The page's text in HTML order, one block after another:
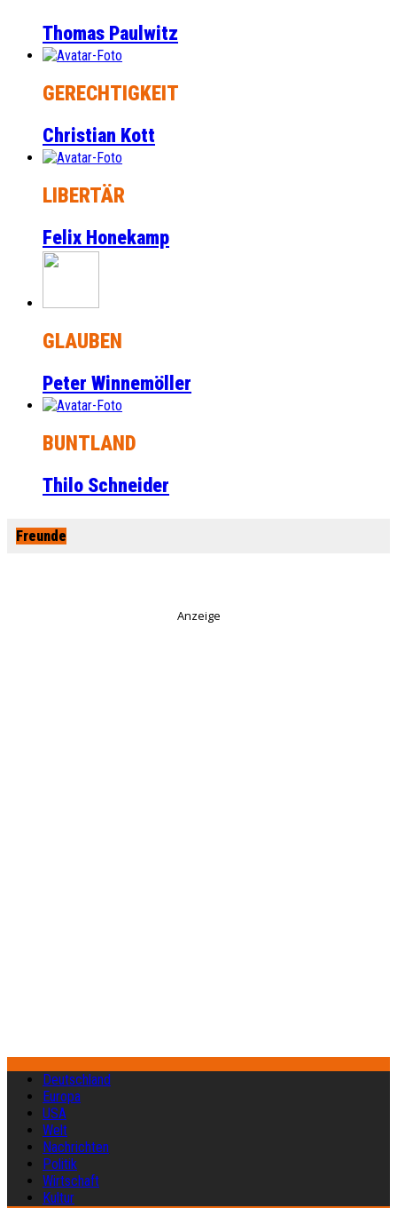
Thomas Paulwitz
GERECHTIGKEIT
Christian Kott
LIBERTÄR
Felix Honekamp
GLAUBEN
Peter Winnemöller
BUNTLAND
Thilo Schneider
Freunde
Anzeige
Deutschland
Europa
USA
Welt
Nachrichten
Politik
Wirtschaft
Kultur